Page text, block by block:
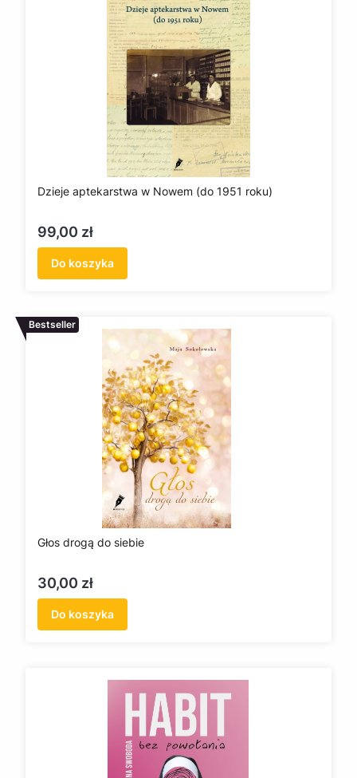
Dzieje aptekarstwa w Nowem (do 1951 roku)
Cena
99,00 zł
Do koszyka
Bestseller
Głos drogą do siebie
Cena
30,00 zł
Do koszyka